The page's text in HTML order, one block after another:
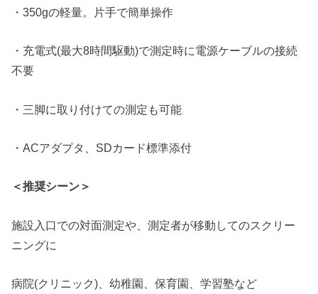
・350gの軽量。片手で簡単操作
・充電式(最大8時間駆動)で測定時に電源ケーブルの接続
不要
・三脚に取り付けての測定も可能
・ACアダプタ、SDカード標準添付
＜推奨シーン＞
施設入口での対面測定や、測定者が移動してのスクリー
ニングに
病院(クリニック)、幼稚園、保育園、学習塾など